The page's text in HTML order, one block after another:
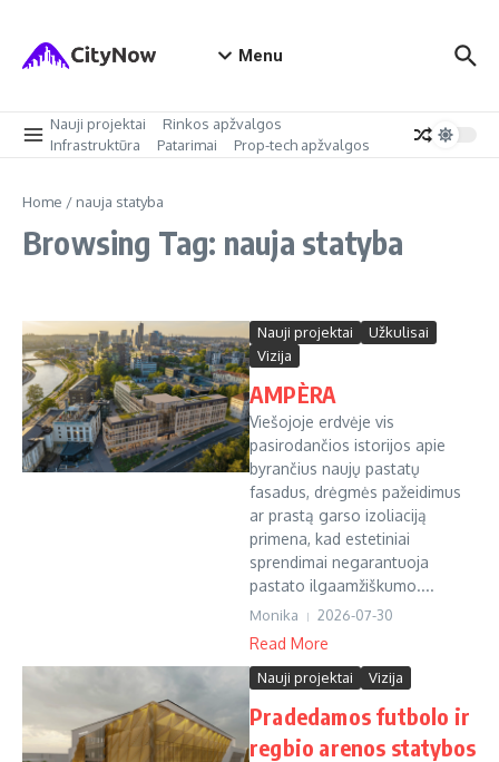
Menu
Nauji projektai
Rinkos apžvalgos
Infrastruktūra
Patarimai Prop-tech apžvalgos
Home / nauja statyba
Browsing Tag: nauja statyba
Nauji projektai
Užkulisai
Vizija
AMPÈRA
Viešojoje erdvėje vis
pasirodančios istorijos apie
byrančius naujų pastatų
fasadus, drėgmės pažeidimus
ar prastą garso izoliaciją
primena, kad estetiniai
sprendimai negarantuoja
pastato ilgaamžiškumo....
Monika 2026-07-30
Read More
Nauji projektai Vizija
Pradedamos futbolo ir
regbio arenos statybos